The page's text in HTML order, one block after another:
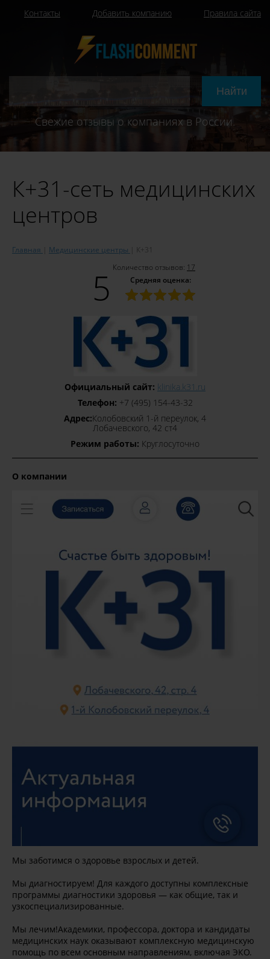
Контакты Добавить компанию Правила сайта
Свежие отзывы о компаниях в России.
К+31-сеть медицинских
центров
Главная Медицинские центры
К+31
Количество отзывов: 17
Средняя оценка:
5
Официальный сайт: klinika.k31.ru
Телефон: +7 (495) 154‒43‒32
Адрес:​Колобовский 1-й переулок, 4
​Лобачевского, 42 ст4
Режим работы: Круглосуточно
О компании
Мы заботимся о здоровье взрослых и детей.
Мы диагностируем! Для каждого доступны комплексные
программы диагностики здоровья — как общие, так и
узкоспециализированные.
Мы лечим!Академики, профессора, доктора и кандидаты
медицинских наук оказывают комплексную медицинскую
помощь по всем основным направлениям, включая ЭКО.